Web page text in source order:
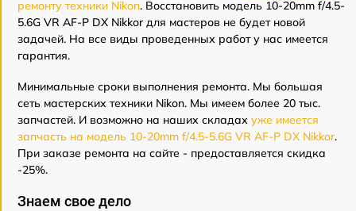
ремонту техники Nikon. Восстановить модель 10-20mm f/4.5-
5.6G VR AF-P DX Nikkor для мастеров не будет новой
задачей. На все виды проведенных работ у нас имеется
гарантия.
Минимальные сроки выполнения ремонта. Мы большая
сеть мастерских техники Nikon. Мы имеем более 20 тыс.
запчастей. И возможно на наших складах уже имеется
запчасть на модель 10-20mm f/4.5-5.6G VR AF-P DX Nikkor.
При заказе ремонта на сайте - предоставляется скидка
-25%.
Знаем свое дело